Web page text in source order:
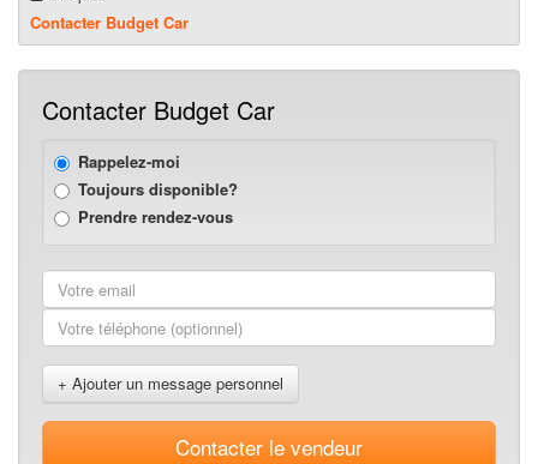
Confort
Direction assistée
Vitres électriques
Volant multifonctionnel
Multimédia
Ordinateur de bord
indicateur de température extérieure
Cruise control - Rég. de vitesse
Autres options
Jantes en aluminium
Contacter Budget Car
Contacter Budget Car
Rappelez-moi
Toujours disponible?
Prendre rendez-vous
+ Ajouter un message personnel
Contacter le vendeur